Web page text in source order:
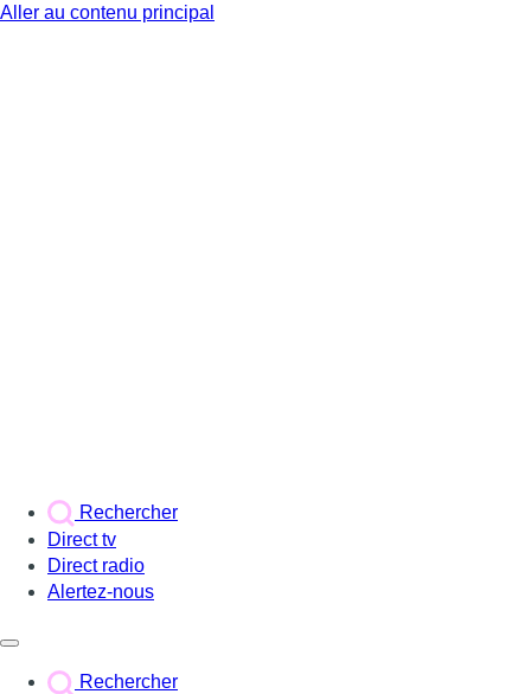
Aller au contenu principal
Rechercher
Direct tv
Direct radio
Alertez-nous
Rechercher